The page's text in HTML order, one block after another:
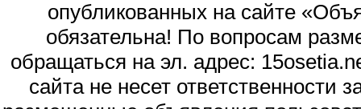
опубликованных на сайте
обязательна! По вопросам
обращаться на эл. адрес:
сайта не несет